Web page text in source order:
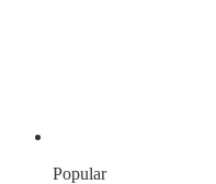
Popular